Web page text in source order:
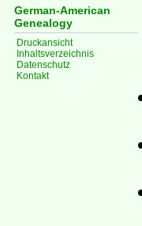
German-American
Genealogy
Druckansicht
Inhaltsverzeichnis
Datenschutz
Kontakt